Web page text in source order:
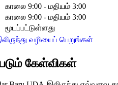
காலை 9:00 - மதியம் 3:00
காலை 9:00 - மதியம் 3:00
மூடப்பட்டுள்ளது
வழியைப் பெறுங்கள்
கேள்விகள்